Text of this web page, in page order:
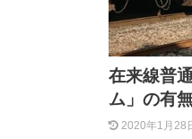
在来線普
ム」の有無
2020年1月28